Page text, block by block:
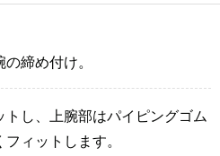
締め付け。
し、上腕部はパイピングゴム
ィットします。